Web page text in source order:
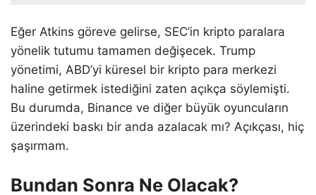
Eğer Atkins göreve gelirse, SEC’in kripto paralara
yönelik tutumu tamamen değişecek. Trump
yönetimi, ABD’yi küresel bir kripto para merkezi
haline getirmek istediğini zaten açıkça söylemişti.
Bu durumda, Binance ve diğer büyük oyuncuların
üzerindeki baskı bir anda azalacak mı? Açıkçası, hiç
şaşırmam.
Bundan Sonra Ne Olacak?